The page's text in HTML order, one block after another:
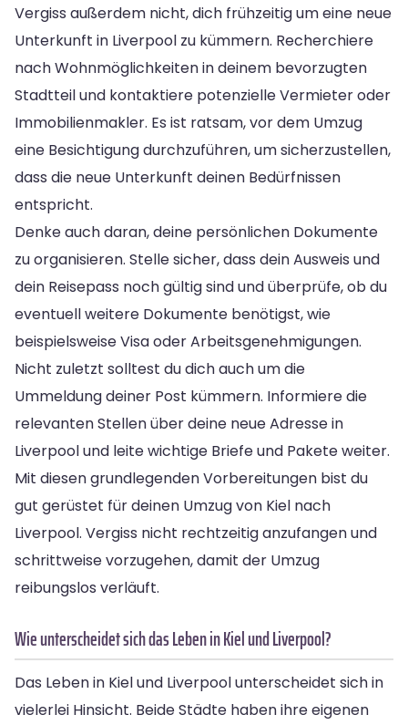
Vergiss außerdem nicht, dich frühzeitig um eine neue
Unterkunft in Liverpool zu kümmern. Recherchiere
nach Wohnmöglichkeiten in deinem bevorzugten
Stadtteil und kontaktiere potenzielle Vermieter oder
Immobilienmakler. Es ist ratsam, vor dem Umzug
eine Besichtigung durchzuführen, um sicherzustellen,
dass die neue Unterkunft deinen Bedürfnissen
entspricht.
Denke auch daran, deine persönlichen Dokumente
zu organisieren. Stelle sicher, dass dein Ausweis und
dein Reisepass noch gültig sind und überprüfe, ob du
eventuell weitere Dokumente benötigst, wie
beispielsweise Visa oder Arbeitsgenehmigungen.
Nicht zuletzt solltest du dich auch um die
Ummeldung deiner Post kümmern. Informiere die
relevanten Stellen über deine neue Adresse in
Liverpool und leite wichtige Briefe und Pakete weiter.
Mit diesen grundlegenden Vorbereitungen bist du
gut gerüstet für deinen Umzug von Kiel nach
Liverpool. Vergiss nicht rechtzeitig anzufangen und
schrittweise vorzugehen, damit der Umzug
reibungslos verläuft.
Wie unterscheidet sich das Leben in Kiel und Liverpool?
Das Leben in Kiel und Liverpool unterscheidet sich in
vielerlei Hinsicht. Beide Städte haben ihre eigenen